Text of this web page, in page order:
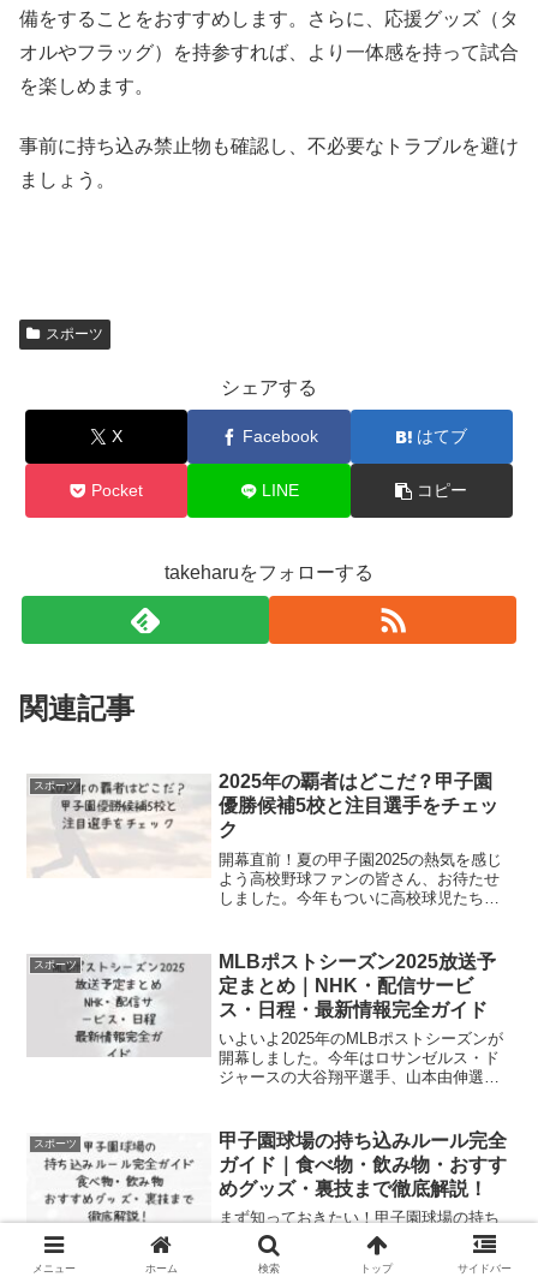
備をすることをおすすめします。さらに、応援グッズ（タ
オルやフラッグ）を持参すれば、より一体感を持って試合
を楽しめます。
事前に持ち込み禁止物も確認し、不必要なトラブルを避け
ましょう。
スポーツ
シェアする
X Facebook はてブ
Pocket LINE コピー
takeharuをフォローする
関連記事
スポーツ
2025年の覇者はどこだ？甲子園
優勝候補5校と注目選手をチェッ
ク
開幕直前！夏の甲子園2025の熱気を感じ
よう高校野球ファンの皆さん、お待たせ
しました。今年もついに高校球児たちの
す。2025年も全国49の代表校が各地から
集い、聖地・...
スポーツ
MLBポストシーズン2025放送予
定まとめ｜NHK・配信サービ
ス・日程・最新情報完全ガイド
いよいよ2025年のMLBポストシーズンが
開幕しました。今年はロサンゼルス・ド
ジャースの大谷翔平選手、山本由伸選手
の記事では、「MLBポストシーズン2025
はどこで見ら...
スポーツ
甲子園球場の持ち込みルール完全
ガイド｜食べ物・飲み物・おすす
めグッズ・裏技まで徹底解説！
まず知っておきたい！甲子園球場の持ち
込みルール概要夏の風物詩といえば、甲
子園球場での高校野球観戦や阪神タイガ
ースの試合ですね。青空の下で声援を送
メニュー ホーム 検索 トップ サイドバー